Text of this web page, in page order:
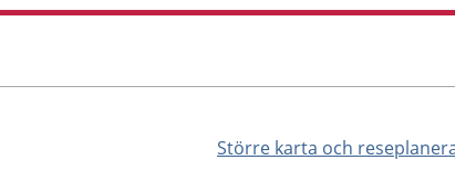
Större karta och